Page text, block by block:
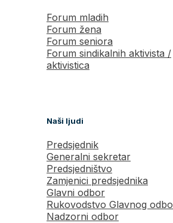
Forum mladih
Forum žena
Forum seniora
Forum sindikalnih aktivista /
aktivistica
Naši ljudi
Predsjednik
Generalni sekretar
Predsjedništvo
Zamjenici predsjednika
Glavni odbor
Rukovodstvo Glavnog
Nadzorni odbor